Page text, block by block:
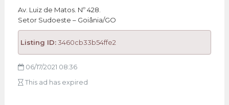
Av. Luiz de Matos. Nº 428.
Setor Sudoeste – Goiânia/GO
Listing ID:3460cb33b54ffe2
06/17/2021 08:36
This ad has expired